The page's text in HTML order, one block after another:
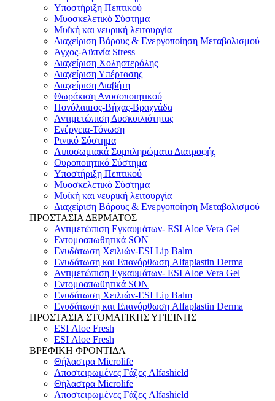
Υποστήριξη Πεπτικού
Μυοσκελετικό Σύστημα
Μυϊκή και νευρική λειτουργία
Διαχείριση Βάρους & Ενεργοποίηση Μεταβολισμού
Άγχος-Αϋπνία Stress
Διαχείριση Χοληστερόλης
Διαχείριση Υπέρτασης
Διαχείριση Διαβήτη
Θωράκιση Ανοσοποιητικού
Πονόλαιμος-Βήχας-Βραχνάδα
Αντιμετώπιση Δυσκοιλιότητας
Eνέργεια-Τόνωση
Ρινικό Σύστημα
Λιποσωμιακά Συμπληρώματα Διατροφής
Ουροποιητικό Σύστημα
Υποστήριξη Πεπτικού
Μυοσκελετικό Σύστημα
Μυϊκή και νευρική λειτουργία
Διαχείριση Βάρους & Ενεργοποίηση Μεταβολισμού
ΠΡΟΣΤΑΣΙΑ ΔΕΡΜΑΤΟΣ
Αντιμετώπιση Εγκαυμάτων- ESI Aloe Vera Gel
Εντομοαπωθητικά SON
Ενυδάτωση Χειλιών-ESI Lip Balm
Ενυδάτωση και Επανόρθωση Alfaplastin Derma
Αντιμετώπιση Εγκαυμάτων- ESI Aloe Vera Gel
Εντομοαπωθητικά SON
Ενυδάτωση Χειλιών-ESI Lip Balm
Ενυδάτωση και Επανόρθωση Alfaplastin Derma
ΠΡΟΣΤΑΣΙΑ ΣΤΟΜΑΤΙΚΗΣ ΥΓΙΕΙΝΗΣ
ESI Αloe Fresh
ESI Αloe Fresh
ΒΡΕΦΙΚΗ ΦΡΟΝΤΙΔΑ
Θήλαστρα Microlife
Αποστειρωμένες Γάζες Alfashield
Θήλαστρα Microlife
Αποστειρωμένες Γάζες Alfashield